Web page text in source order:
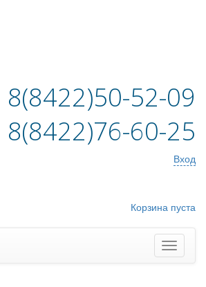
8(8422)50-52-09
8(8422)76-60-25
Вход
Корзина пуста